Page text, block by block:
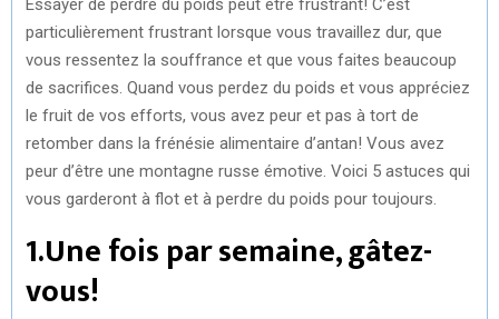
particulièrement frustrant lorsque vous travaillez dur, que
vous ressentez la souffrance et que vous faites beaucoup
de sacrifices. Quand vous perdez du poids et vous appréciez
le fruit de vos efforts, vous avez peur et pas à tort de
retomber dans la frénésie alimentaire d’antan! Vous avez
peur d’être une montagne russe émotive. Voici 5 astuces qui
vous garderont à flot et à perdre du poids pour toujours.
1.Une fois par semaine, gâtez-
vous!